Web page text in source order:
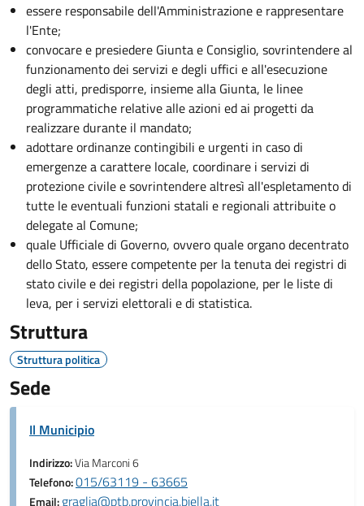
essere responsabile dell'Amministrazione e rappresentare
l'Ente;
convocare e presiedere Giunta e Consiglio, sovrintendere al
funzionamento dei servizi e degli uffici e all'esecuzione
degli atti, predisporre, insieme alla Giunta, le linee
programmatiche relative alle azioni ed ai progetti da
realizzare durante il mandato;
adottare ordinanze contingibili e urgenti in caso di
emergenze a carattere locale, coordinare i servizi di
protezione civile e sovrintendere altresì all'espletamento di
tutte le eventuali funzioni statali e regionali attribuite o
delegate al Comune;
quale Ufficiale di Governo, ovvero quale organo decentrato
dello Stato, essere competente per la tenuta dei registri di
stato civile e dei registri della popolazione, per le liste di
leva, per i servizi elettorali e di statistica.
Struttura
Struttura politica
Sede
Il Municipio
Indirizzo:Via Marconi 6
Telefono:015/63119 - 63665
Email:graglia@ptb.provincia.biella.it